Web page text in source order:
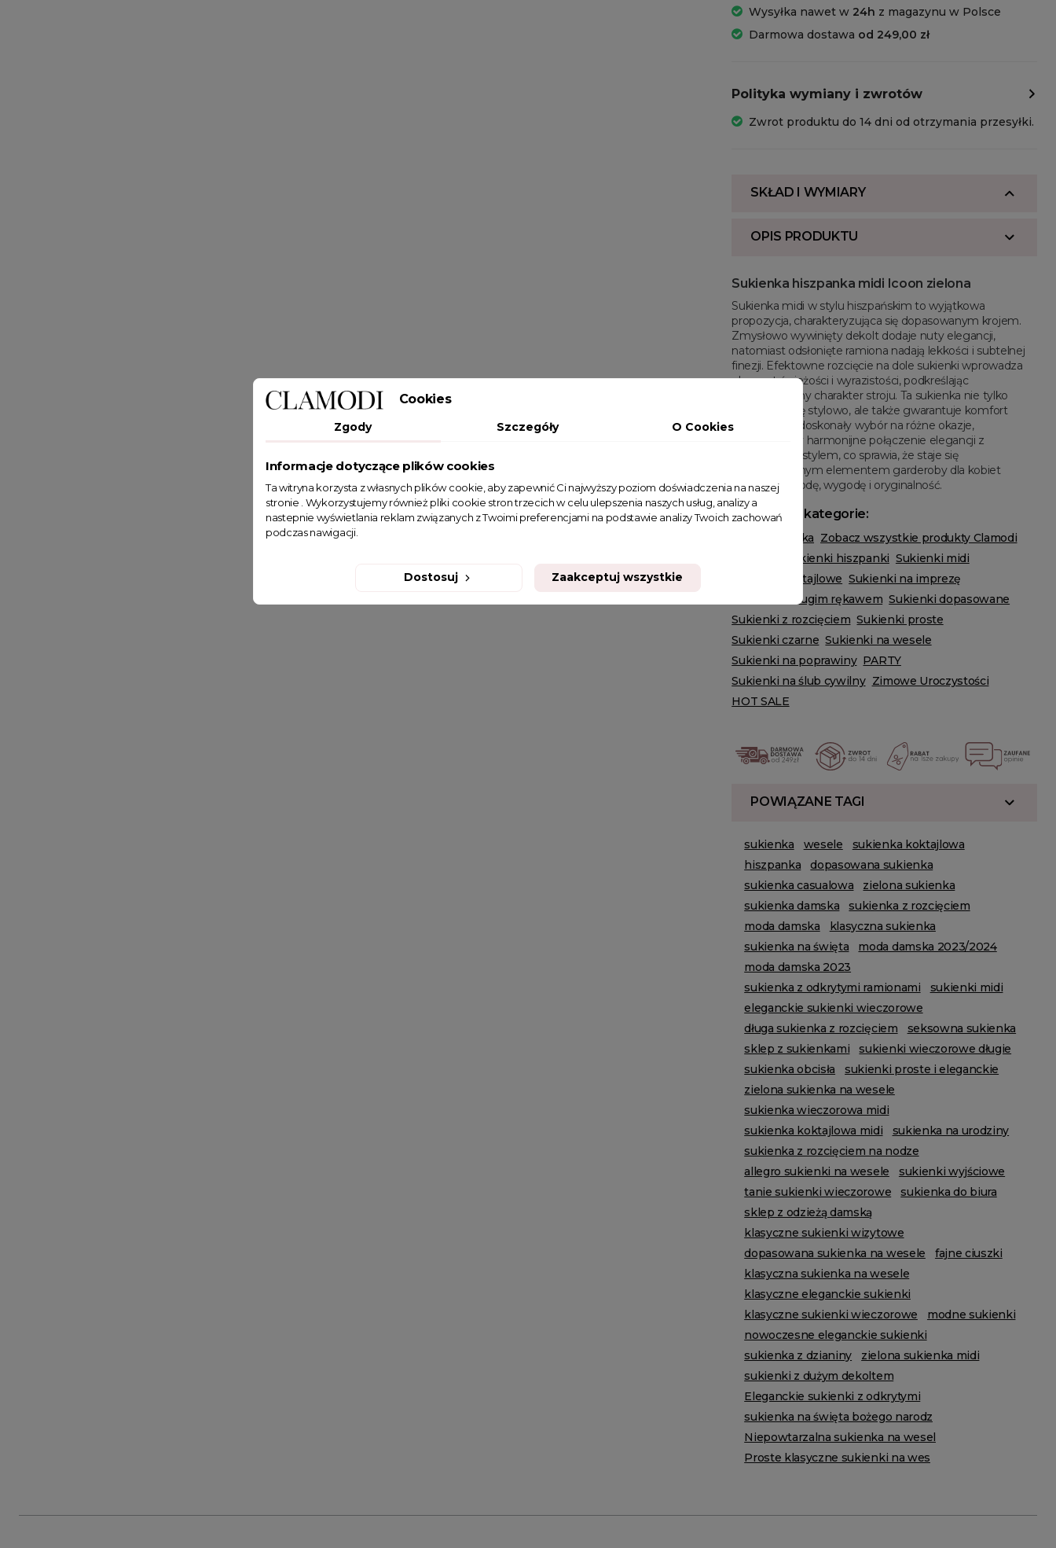
Wysyłka nawet w 24h z magazynu w Polsce
Darmowa dostawa od 249,00 zł
Polityka wymiany i zwrotów
Zwrot produktu do 14 dni od otrzymania przesyłki.
SKŁAD I WYMIARY
OPIS PRODUKTU
Sukienka hiszpanka midi Icoon zielona
Sukienka midi w stylu hiszpańskim to wyjątkowa
propozycja, charakteryzująca się dopasowanym krojem.
Zmysłowo wywinięty dekolt dodaje nuty elegancji,
natomiast odsłonięte ramiona nadają lekkości i subtelnej
finezji. Efektowne rozcięcie na dole sukienki wprowadza
element świeżości i wyrazistości, podkreślając
niepowtarzalny charakter stroju. Ta sukienka nie tylko
prezentuje się stylowo, ale także gwarantuje komfort
noszenia. To doskonały wybór na różne okazje,
umożliwiający harmonijne połączenie elegancji z
wyjątkowym stylem, co sprawia, że staje się
wszechstronnym elementem garderoby dla kobiet
ceniących modę, wygodę i oryginalność.
Powiązane kategorie:
Odzież damska Zobacz wszystkie produkty Clamodi
Sukienki hiszpanki Sukienki midi
Sukienki koktajlowe Sukienki na imprezę
Sukienki z długim rękawem Sukienki dopasowane
Sukienki z rozcięciem Sukienki proste
Sukienki czarne Sukienki na wesele
Sukienki na poprawiny PARTY
Sukienki na ślub cywilny Zimowe Uroczystości
HOT SALE
POWIĄZANE TAGI
sukienka wesele
sukienka koktajlowa
hiszpanka
dopasowana sukienka
sukienka casualowa
zielona sukienka
sukienka damska
sukienka z rozcięciem
moda damska
klasyczna sukienka
sukienka na święta
moda damska 2023/2024
moda damska 2023
sukienka z odkrytymi ramionami
sukienki midi
eleganckie sukienki wieczorowe
długa sukienka z rozcięciem
seksowna sukienka
sklep z sukienkami
sukienki wieczorowe długie
sukienka obcisła
sukienki proste i eleganckie
zielona sukienka na wesele
sukienka wieczorowa midi
sukienka koktajlowa midi
sukienka na urodziny
sukienka z rozcięciem na nodze
allegro sukienki na wesele
sukienki wyjściowe
tanie sukienki wieczorowe
sukienka do biura
sklep z odzieżą damską
klasyczne sukienki wizytowe
dopasowana sukienka na wesele
fajne ciuszki
klasyczna sukienka na wesele
klasyczne eleganckie sukienki
klasyczne sukienki wieczorowe
modne sukienki
nowoczesne eleganckie sukienki
sukienka z dzianiny
zielona sukienka midi
sukienki z dużym dekoltem
Eleganckie sukienki z odkrytymi
sukienka na święta bożego narodz
Niepowtarzalna sukienka na wesel
Proste klasyczne sukienki na wes
Cookies
Zgody Szczegóły O Cookies
Informacje dotyczące plików cookies
Ta witryna korzysta z własnych plików cookie, aby zapewnić Ci najwyższy poziom doświadczenia na naszej
stronie . Wykorzystujemy również pliki cookie stron trzecich w celu ulepszenia naszych usług, analizy a
nastepnie wyświetlania reklam związanych z Twoimi preferencjami na podstawie analizy Twoich zachowań
podczas nawigacji.
Dostosuj Zaakceptuj wszystkie